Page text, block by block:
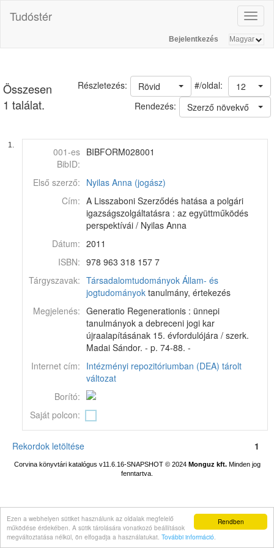
Rendben
Ezen a webhelyen sütiket használunk az oldalak megfelelő
működése érdekében. A sütik tárolására vonatkozó beállítások
megváltoztatása nélkül, ön elfogadja a használatukat. További információ.
Tudóstér
Bejelentkezés
Összesen
1 találat.
#/oldal: 12
Rövid
Részletezés:
Rendezés:
Szerző növekvő
1.
001-es
BibID:
BIBFORM028001
Első szerző: Nyilas Anna (jogász)
Cím: A Lisszaboni Szerződés hatása a polgári
igazságszolgáltatásra : az együttműködés
perspektívái / Nyilas Anna
Dátum: 2011
ISBN: 978 963 318 157 7
Tárgyszavak: Társadalomtudományok Állam- és
jogtudományok tanulmány, értekezés
Megjelenés: Generatio Regenerationis : ünnepi
tanulmányok a debreceni jogi kar
újraalapításának 15. évfordulójára / szerk.
Madai Sándor. - p. 74-88. -
Internet cím: Intézményi repozitóriumban (DEA) tárolt
változat
Borító:
Saját polcon:
Rekordok letöltése 1
Corvina könyvtári katalógus v11.6.16-SNAPSHOT© 2024 Monguz kft.Minden jog
fenntartva.